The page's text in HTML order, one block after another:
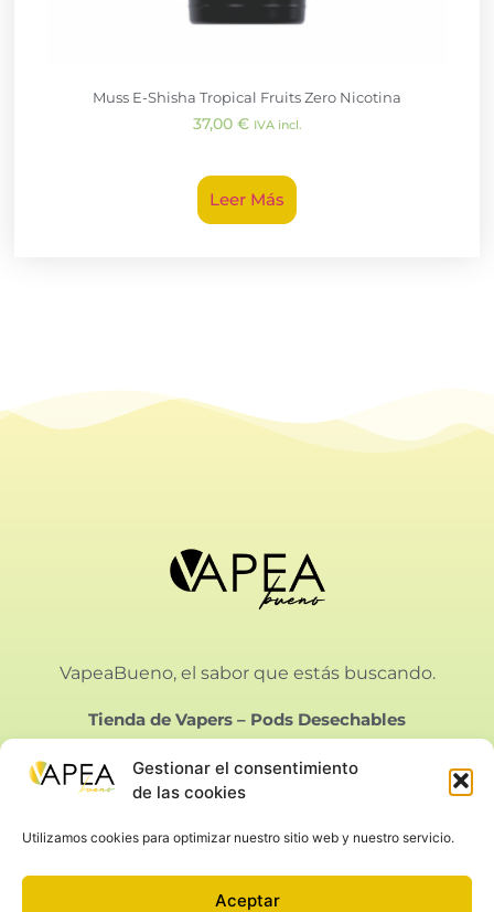
Gestionar el consentimiento
de las cookies
Utilizamos cookies para optimizar nuestro sitio web y nuestro servicio.
Aceptar
Muss E-Shisha Tropical Fruits Zero Nicotina
37,00 € IVA incl.
Leer Más
VapeaBueno, el sabor que estás buscando.
Tienda de Vapers – Pods Desechables